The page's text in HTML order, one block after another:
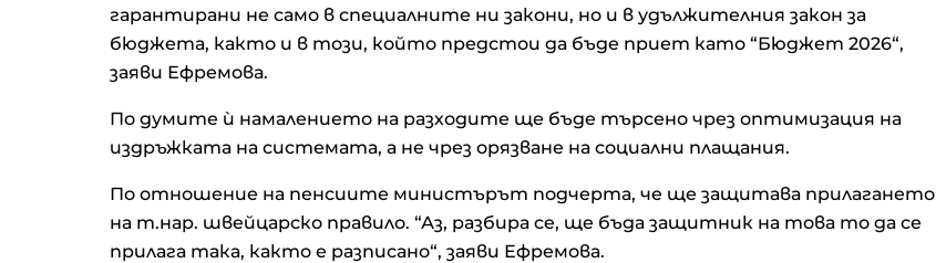
гарантирани не само в специалните ни закони, но и в удължителния закон за
бюджета, както и в този, който предстои да бъде приет като “Бюджет 2026“,
заяви Ефремова.
По думите ѝ намалението на разходите ще бъде търсено чрез оптимизация на
издръжката на системата, а не чрез орязване на социални плащания.
По отношение на пенсиите министърът подчерта, че ще защитава прилагането
на т.нар. швейцарско правило. “Аз, разбира се, ще бъда защитник на това то да се
прилага така, както е разписано“, заяви Ефремова.
САЩ